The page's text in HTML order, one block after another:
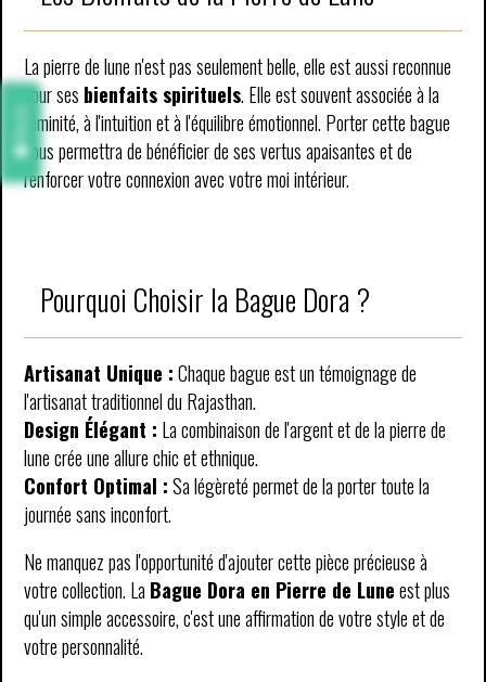
La pierre de lune n'est pas seulement belle, elle est aussi reconnue
pour ses bienfaits spirituels. Elle est souvent associée à la
féminité, à l'intuition et à l'équilibre émotionnel. Porter cette bague
vous permettra de bénéficier de ses vertus apaisantes et de
renforcer votre connexion avec votre moi intérieur.
Pourquoi Choisir la Bague Dora ?
Artisanat Unique :Chaque bague est un témoignage de
l'artisanat traditionnel du Rajasthan.
Design Élégant : La combinaison de l'argent et de la pierre de
lune crée une allure chic et ethnique.
Confort Optimal :Sa légèreté permet de la porter toute la
journée sans inconfort.
Ne manquez pas l'opportunité d'ajouter cette pièce précieuse à
votre collection. La Bague Dora en Pierre de Luneest plus
qu'un simple accessoire, c'est une affirmation de votre style et de
votre personnalité.